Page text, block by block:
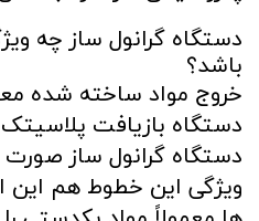
دستگاه گرانول ساز چه
باشد؟
خروج مواد ساخته‌ شده
دستگاه بازیافت
دستگاه گرانول ساز
ویژگی این خطوط هم این